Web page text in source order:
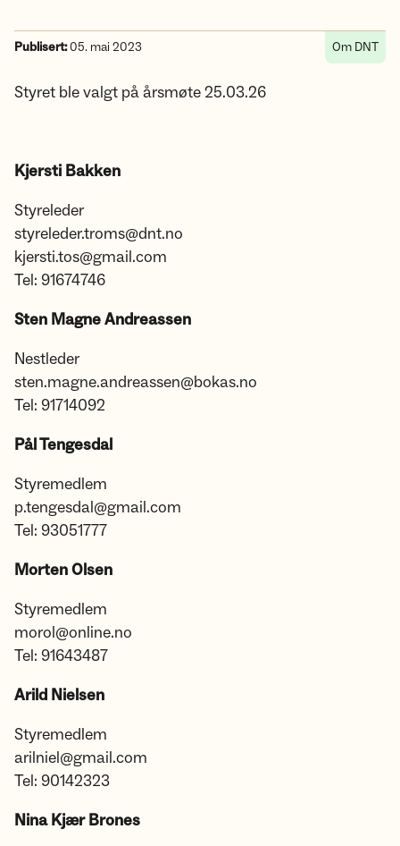
Publisert:05. mai 2023 Om DNT
Styret ble valgt på årsmøte 25.03.26
Kjersti Bakken
Styreleder
styreleder.troms@dnt.no
kjersti.tos@gmail.com
Tel: 91674746
Sten Magne Andreassen
Nestleder
sten.magne.andreassen@bokas.no
Tel: 91714092
Pål Tengesdal
Styremedlem
p.tengesdal@gmail.com
Tel: 93051777
Morten Olsen
Styremedlem
morol@online.no
Tel: 91643487
Arild Nielsen
Styremedlem
arilniel@gmail.com
Tel: 90142323
Nina Kjær Brones